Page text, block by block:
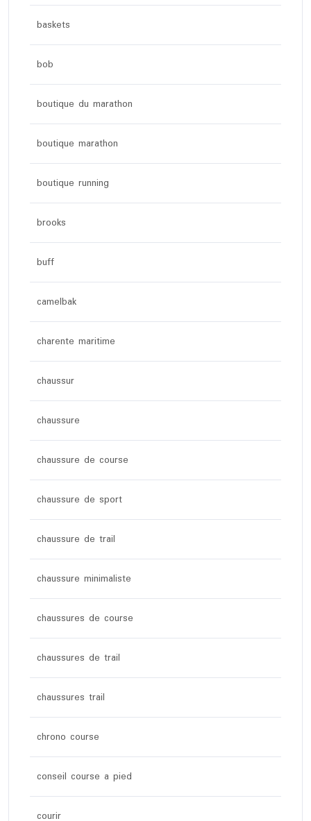
baskets
bob
boutique du marathon
boutique marathon
boutique running
brooks
buff
camelbak
charente maritime
chaussur
chaussure
chaussure de course
chaussure de sport
chaussure de trail
chaussure minimaliste
chaussures de course
chaussures de trail
chaussures trail
chrono course
conseil course a pied
courir